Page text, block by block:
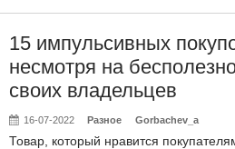
15 импульсивных
несмотря на
своих владельцев
16-07-2022 Разное Gorbachev_a
Товар, который нравится